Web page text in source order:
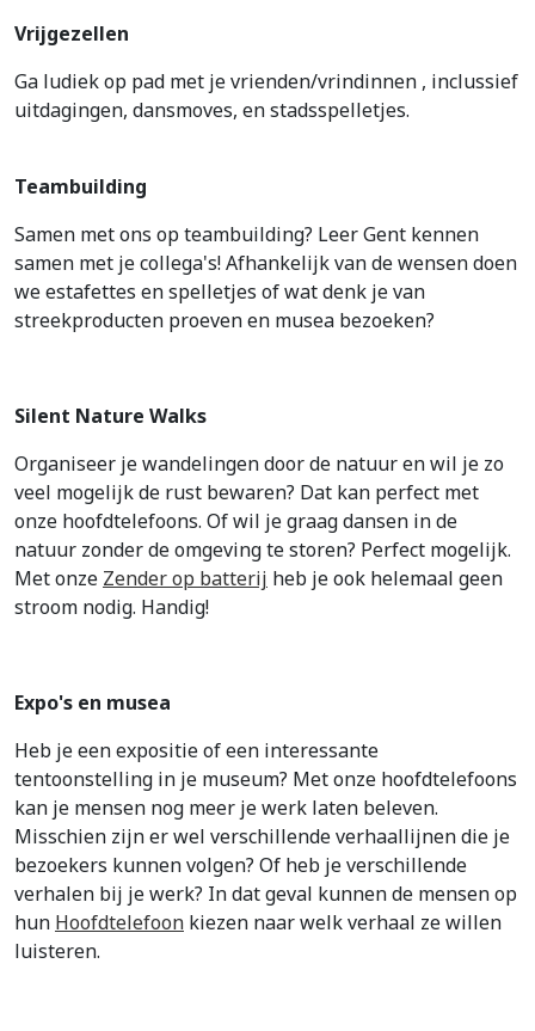
Vrijgezellen
Ga ludiek op pad met je vrienden/vrindinnen , inclussief
uitdagingen, dansmoves, en stadsspelletjes.
Teambuilding
Samen met ons op teambuilding? Leer Gent kennen
samen met je collega's! Afhankelijk van de wensen doen
we estafettes en spelletjes of wat denk je van
streekproducten proeven en musea bezoeken?
Silent Nature Walks
Organiseer je wandelingen door de natuur en wil je zo
veel mogelijk de rust bewaren? Dat kan perfect met
onze hoofdtelefoons. Of wil je graag dansen in de
natuur zonder de omgeving te storen? Perfect mogelijk.
Met onze Zender op batterij heb je ook helemaal geen
stroom nodig. Handig!
Expo's en musea
Heb je een expositie of een interessante
tentoonstelling in je museum? Met onze hoofdtelefoons
kan je mensen nog meer je werk laten beleven.
Misschien zijn er wel verschillende verhaallijnen die je
bezoekers kunnen volgen? Of heb je verschillende
verhalen bij je werk? In dat geval kunnen de mensen op
hun Hoofdtelefoon kiezen naar welk verhaal ze willen
luisteren.